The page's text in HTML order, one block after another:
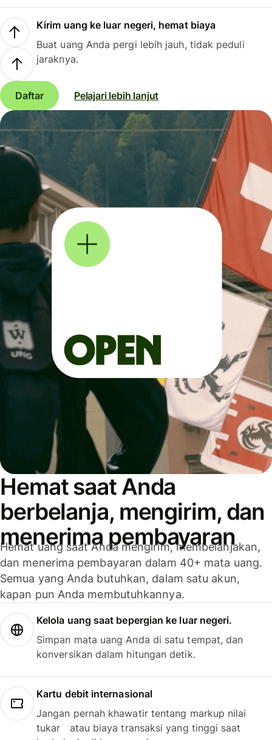
Kirim uang ke luar negeri, hemat biaya
Buat uang Anda pergi lebih jauh, tidak peduli
jaraknya.
Daftar Pelajari lebih lanjut
Hemat saat Anda
berbelanja, mengirim, dan
menerima pembayaran
Hemat uang saat Anda mengirim, membelanjakan,
dan menerima pembayaran dalam 40+ mata uang.
Semua yang Anda butuhkan, dalam satu akun,
kapan pun Anda membutuhkannya.
Kelola uang saat bepergian ke luar negeri.
Simpan mata uang Anda di satu tempat, dan
konversikan dalam hitungan detik.
Kartu debit internasional
Jangan pernah khawatir tentang markup nilai
tukar atau biaya transaksi yang tinggi saat